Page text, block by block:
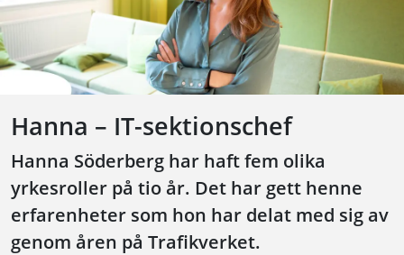
Hanna – IT-sektionschef
Hanna Söderberg har haft fem olika
yrkesroller på tio år. Det har gett henne
erfarenheter som hon har delat med sig av
genom åren på Trafikverket.